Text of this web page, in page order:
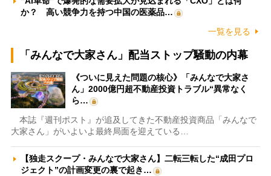
か？ 高い競争力を持つ中国の医薬品…
一覧を見る
「みんなで大家さん」配当ストップ騒動の内幕
《ついに見えた問題の核心》「みんなで大家さ
ん」2000億円超不動産投資トラブル“異常なく
ら…
本誌『週刊ポスト』が追及してきた不動産投資商品「みんなで
大家さん」がいよいよ最終局面を迎えている…
【独走スクープ・みんなで大家さん】二転三転した“成田プロ
ジェクト”の計画変更の裏で起き…